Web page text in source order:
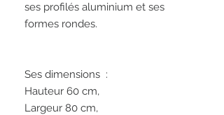
ses profilés aluminium et ses
formes rondes.
Ses dimensions  :
Hauteur 60 cm,
Largeur 80 cm,